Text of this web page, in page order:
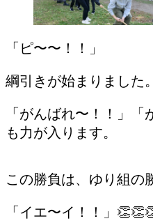
「ピ〜〜！！」
綱引きが始まりました。
「がんばれ〜！！」
も力が入ります。
この勝負は、ゆり組の
「イエ〜イ！！」